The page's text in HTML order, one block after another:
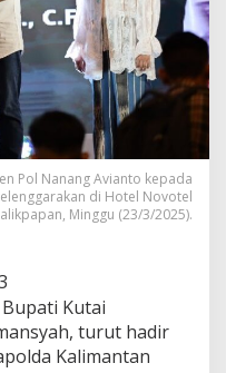
Pol Nanang Avianto kepada
di Hotel Novotel
Minggu (23/3/2025).
Bupati Kutai
turut hadir
Kalimantan